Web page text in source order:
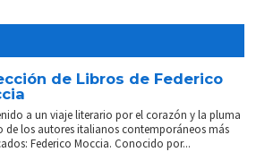
de Libros de Federico
a un viaje literario por el corazón y la pluma
de los autores italianos contemporáneos más
Federico Moccia. Conocido por...